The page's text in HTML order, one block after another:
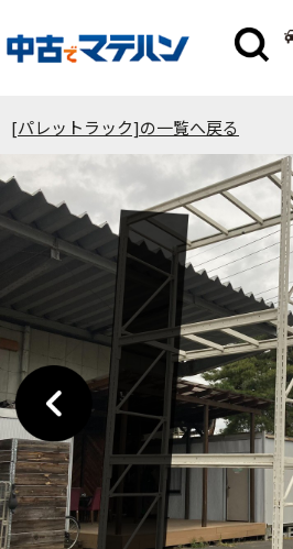
[パレットラック]の一覧へ戻る